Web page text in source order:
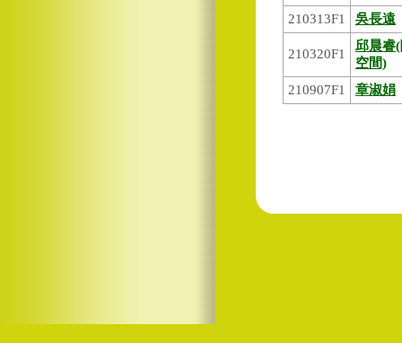
210313F1
吳長遠
210320F1
邱晨睿
空間)
210907F1
章淑娟